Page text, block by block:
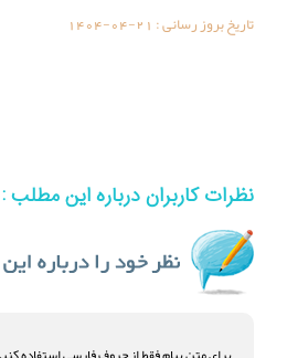
تاریخ بروز رسانی : 1404-04-21
نظرات کاربران درباره این مطلب :